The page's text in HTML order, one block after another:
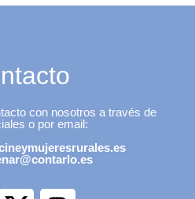
con nosotros a través de
o por email: